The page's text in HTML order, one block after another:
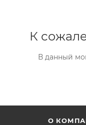
К
В данный
О